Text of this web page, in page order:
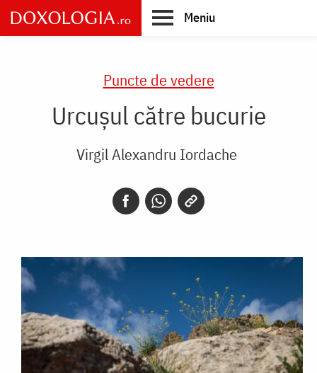
Skip
to
main
Meniu
Puncte de vedere
Urcușul către bucurie
Virgil Alexandru Iordache